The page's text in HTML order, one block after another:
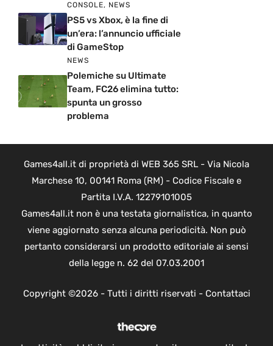
CONSOLE, NEWS
PS5 vs Xbox, è la fine di
un’era: l’annuncio ufficiale
di GameStop
NEWS
Polemiche su Ultimate
Team, FC26 elimina tutto:
spunta un grosso
problema
Games4all.it di proprietà di WEB 365 SRL - Via Nicola
Marchese 10, 00141 Roma (RM) - Codice Fiscale e
Partita I.V.A. 12279101005
Games4all.it non è una testata giornalistica, in quanto
viene aggiornato senza alcuna periodicità. Non può
pertanto considerarsi un prodotto editoriale ai sensi
della legge n. 62 del 07.03.2001
Copyright ©2026 - Tutti i diritti riservati - Contattaci